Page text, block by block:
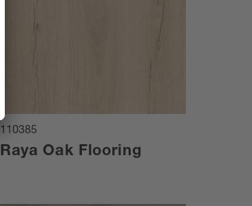
110385
Raya Oak Flooring